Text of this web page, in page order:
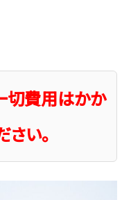
切費用はかか
さい。